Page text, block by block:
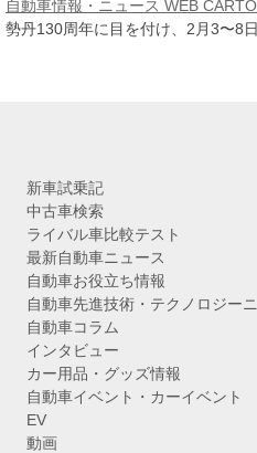
ブ
自動車情報・ニュース WEB
勢丹130周年に目を付け、2月3〜8
新車試乗記
中古車検索
ライバル車比較テスト
最新自動車ニュース
自動車お役立ち情報
自動車先進技術・テクノロジー
自動車コラム
インタビュー
カー用品・グッズ情報
自動車イベント・カーイベント
EV
動画